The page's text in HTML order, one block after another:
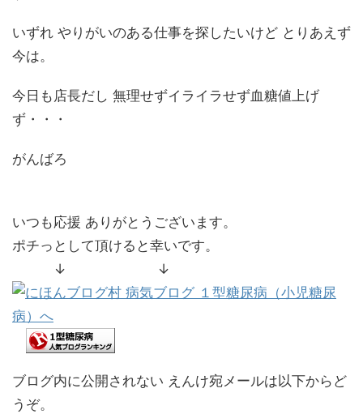
いずれ やりがいのある仕事を探したいけど とりあえず
今は。
今日も店長だし 無理せずイライラせず血糖値上げ
ず・・・
がんばろ
いつも応援 ありがとうございます。
ポチっとして頂けると幸いです。
↓ ↓
ブログ内に公開されない えんけ宛メールは以下からど
うぞ。